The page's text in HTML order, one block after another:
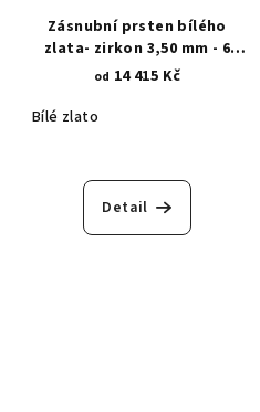
Zásnubní prsten bílého
zlata- zirkon 3,50 mm - 6
čtvercových krapen 1472
od 14 415 Kč
Bílé zlato
Detail